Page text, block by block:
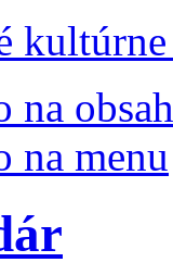
na obsah
na menu